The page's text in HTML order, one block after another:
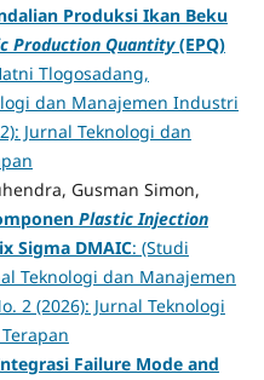
Produksi Ikan Beku
Production Quantity(EPQ)
Tlogosadang,
dan Manajemen Industri
Jurnal Teknologi dan
Gusman Simon,
Plastic Injection
Sigma DMAIC: (Studi
Teknologi dan Manajemen
2 (2026): Jurnal Teknologi
Failure Mode and